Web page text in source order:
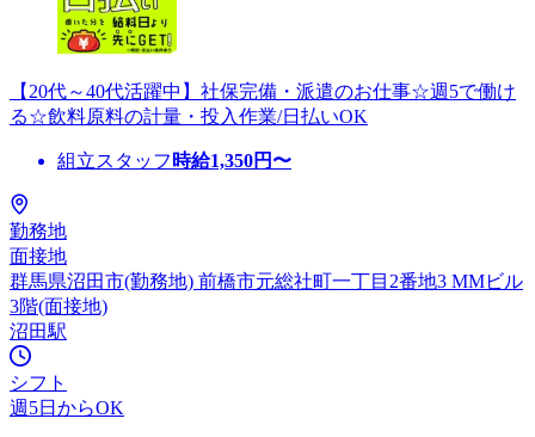
【20代～40代活躍中】社保完備・派遣のお仕事☆週5で働け
る☆飲料原料の計量・投入作業/日払いOK
組立スタッフ 時給1,350円〜
勤務地
面接地
群馬県沼田市(勤務地) 前橋市元総社町一丁目2番地3 MMビル
3階(面接地)
沼田駅
シフト
週5日からOK